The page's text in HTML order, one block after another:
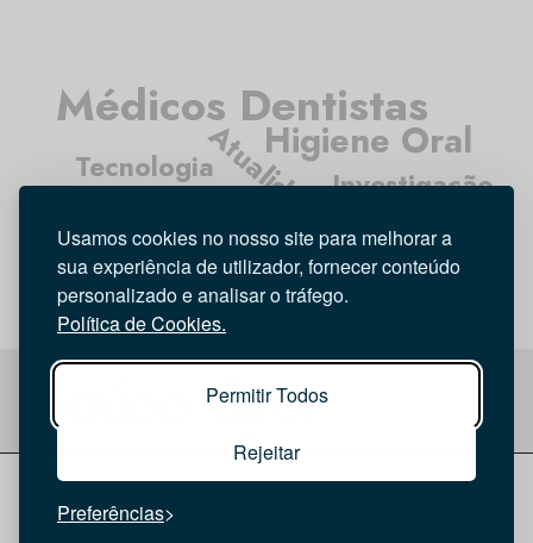
Usamos cookies no nosso site para melhorar a
sua experiência de utilizador, fornecer conteúdo
personalizado e analisar o tráfego.
Política de Cookies.
Permitir Todos
Rejeitar
Preferências
Atualidade
Médicos Dentistas
Higiene Oral
Opinião
Tecnologia Investigação
Política de privacidade